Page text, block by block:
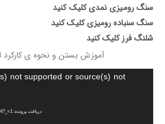
سنگ رومیزی نمدی کلیک کنید
سنگ سنباده رومیزی کلیک کنید
شلنگ فرز کلیک کنید
آموزش بستن و نحوه ی کارکرد
not supported or source(s) not
دریافت پرونده: https://akro.ir/akromarket/arrediscki.mp4?_=1